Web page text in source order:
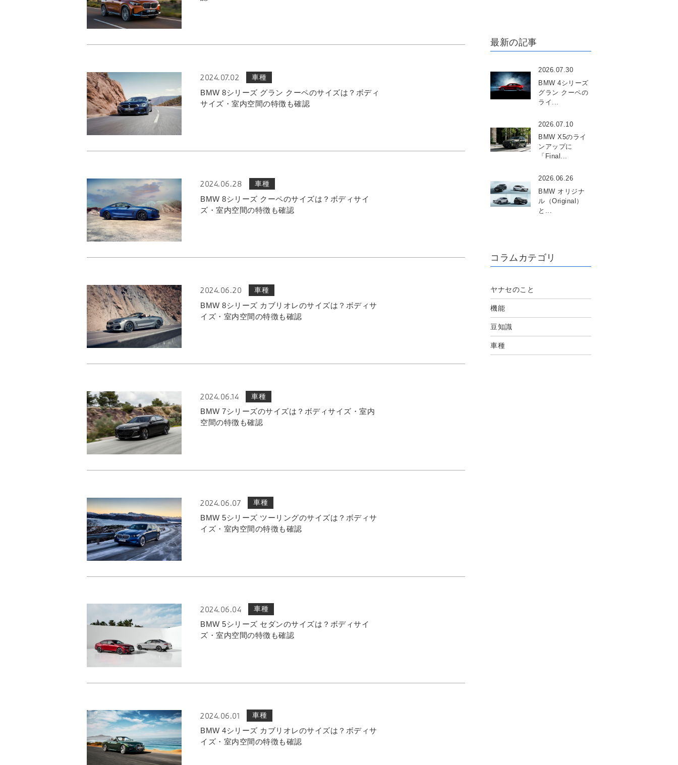
2024.07.02 車種
BMW 8シリーズ グラン クーペのサイズは？ボディ
サイズ・室内空間の特徴も確認
2024.06.28 車種
BMW 8シリーズ クーペのサイズは？ボディサイ
ズ・室内空間の特徴も確認
2024.06.20 車種
BMW 8シリーズ カブリオレのサイズは？ボディサ
イズ・室内空間の特徴も確認
2024.06.14 車種
BMW 7シリーズのサイズは？ボディサイズ・室内
空間の特徴も確認
2024.06.07 車種
BMW 5シリーズ ツーリングのサイズは？ボディサ
イズ・室内空間の特徴も確認
2024.06.04 車種
BMW 5シリーズ セダンのサイズは？ボディサイ
ズ・室内空間の特徴も確認
2024.06.01 車種
BMW 4シリーズ カブリオレのサイズは？ボディサ
イズ・室内空間の特徴も確認
最新の記事
2026.07.30
BMW 4シリーズ
グラン クーペの
ライ...
2026.07.10
BMW X5のライ
ンアップに
「Final...
2026.06.26
BMW オリジナ
ル（Original）
と...
コラムカテゴリ
ヤナセのこと
機能
豆知識
車種